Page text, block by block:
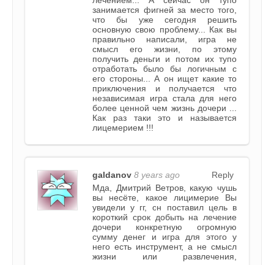
занимается фигней за место того,
что бы уже сегодня решить
основную свою проблему... Как вы
правильно написали, игра не
смысл его жизни, по этому
получить деньги и потом их тупо
отработать было бы логичным с
его стороны... А он ищет какие то
приключения и получается что
независимая игра стала для него
более ценной чем жизнь дочери ...
Как раз таки это и называется
лицемерием !!!
Reply
galdanov 8 years ago
Мда, Дмитрий Ветров, какую чушь
вы несёте, какое лицимерие Вы
увидели у гг, он поставил цель в
короткий срок добыть на лечение
дочери конкретную огромную
сумму денег и игра для этого у
него есть инструмент, а не смысл
жизни или развлечения,